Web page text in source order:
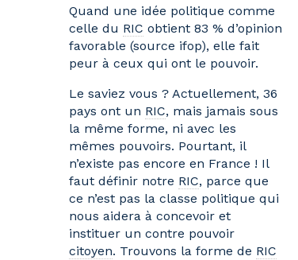
Quand une idée politique comme
celle du RIC obtient 83 % d’opinion
favorable (source ifop), elle fait
peur à ceux qui ont le pouvoir.
Le saviez vous ? Actuellement, 36
pays ont un RIC, mais jamais sous
la même forme, ni avec les
mêmes pouvoirs. Pourtant, il
n’existe pas encore en France ! Il
faut définir notre RIC, parce que
ce n’est pas la classe politique qui
nous aidera à concevoir et
instituer un contre pouvoir
citoyen. Trouvons la forme de RIC